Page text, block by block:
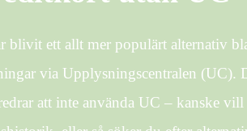
blivit ett allt mer populärt alternativ
via Upplysningscentralen (UC).
att inte använda UC – kanske vill